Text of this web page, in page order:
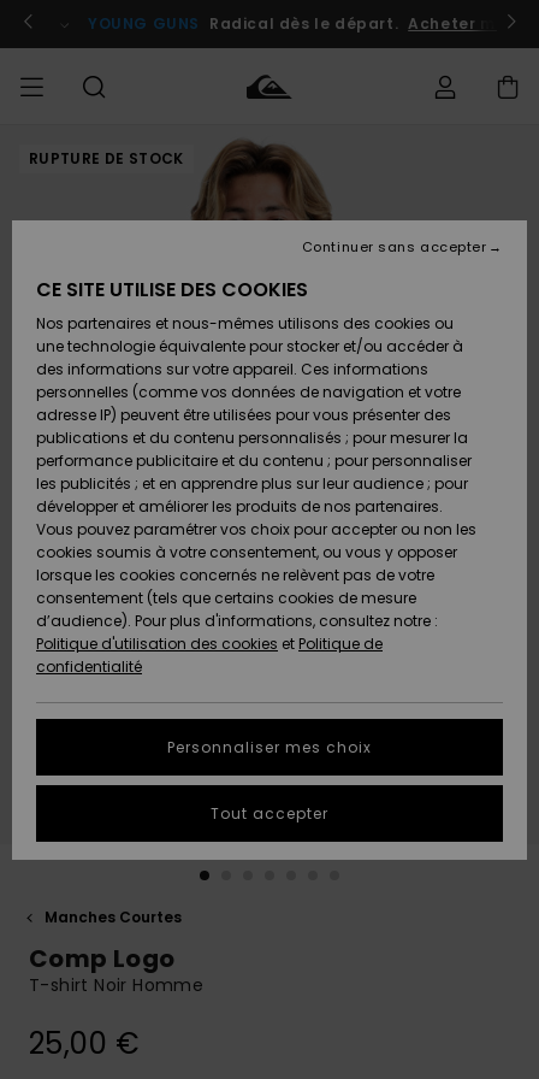
l'information
le
Se connecter / s'inscrire
YOUNG GUNS Radical dès le départ. Acheter
HOMME Vêtements
Chaussures
& Tongs
Surf
Snow
Nouveautés
A
Découvrir
Vêtements
Chaussures
& Tongs
Surf
Snow
Nouveautés
A
Découvrir
FEMME
Shop
A
Découvrir
Snow
SURF
Surf
Shop
Homme
Surf
Shop
Enfant
Highlights
Communauté
SNOW
Snow
Shop
Homme
Snow
Shop
Enfant
Snow
Shop
Femme
A
Découvrir
Communauté
OUTLET
Outlet
Homme
Enfant
Outlet
Femme
AIDE &
CONTACT
Accéder à
commande
Retours
Paiement
Carte
Cadeau
Quiksilver
Freedom
Protection
des
tailles
conversation
obtenir la
plus rapide
à votre
MAGASINS
QUIKSILVER
RUPTURE DE STOCK
Manches Courtes
Comp Logo
T-shirt Noir Homme
25,00 €
CE SITE UTILISE DES COOKIES
Nos partenaires et nous-mêmes utilisons des cookies ou
une technologie équivalente pour stocker et/ou accéder à
des informations sur votre appareil. Ces informations
personnelles (comme vos données de navigation et votre
adresse IP) peuvent être utilisées pour vous présenter des
publications et du contenu personnalisés ; pour mesurer la
performance publicitaire et du contenu ; pour personnaliser
les publicités ; et en apprendre plus sur leur audience ; pour
développer et améliorer les produits de nos partenaires.
Vous pouvez paramétrer vos choix pour accepter ou non les
cookies soumis à votre consentement, ou vous y opposer
lorsque les cookies concernés ne relèvent pas de votre
consentement (tels que certains cookies de mesure
d’audience). Pour plus d'informations, consultez notre :
Politique d'utilisation des cookies et Politique de
confidentialité
Personnaliser mes choix
Continuer sans accepter
Tout accepter